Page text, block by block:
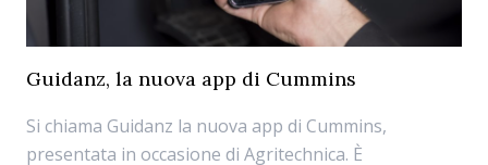
Guidanz, la nuova app di Cummins
Si chiama Guidanz la nuova app di Cummins,
presentata in occasione di Agritechnica. È